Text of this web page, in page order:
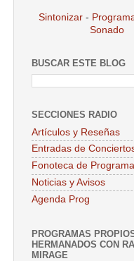
Sintonizar -
Sonado
BUSCAR ESTE BLOG
SECCIONES RADIO
Artículos y Reseñas
Entradas de
Fonoteca de
Noticias y Avisos
Agenda Prog
PROGRAMAS
HERMANADOS CON
MIRAGE